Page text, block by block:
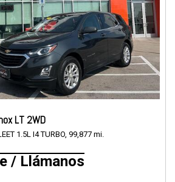
LT 2WD
1.5L I4 TURBO, 99,877 mi.
/ Llámanos